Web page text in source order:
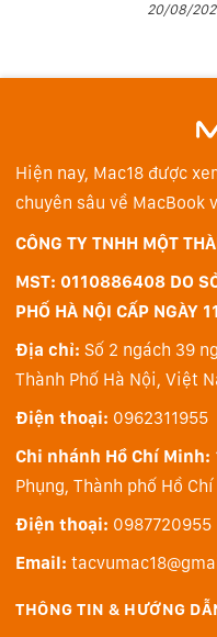
20/08/
Hiện nay, Mac18 được
chuyên sâu về MacBook
CÔNG TY TNHH MỘT
MST: 0110886408 DO
PHỐ HÀ NỘI CẤP NGÀY
Địa chỉ: Số 2 ngách 39
Thành Phố Hà Nội, Việt
Điện thoại: 0962311955
Chi nhánh Hồ Chí Minh:
Phụng, Thành phố Hồ
Điện thoại: 0987720955
Email:
THÔNG TIN & HƯỚNG